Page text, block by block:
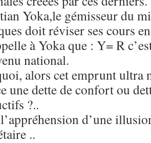
Yoka,le gémisseur du
doit réviser ses cours
à Yoka que : Y= R
national.
alors cet emprunt ultra
une dette de confort ou
?..
d’une
..